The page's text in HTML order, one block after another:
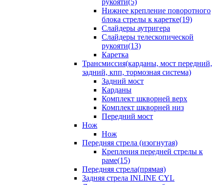
рукояти(5)
Нижнее крепление поворотного
блока стрелы к каретке(19)
Слайдеры аутригера
Слайдеры телескопической
рукояти(13)
Каретка
Трансмиссия(карданы, мост передний,
задний, кпп, тормозная система)
Задний мост
Карданы
Комплект шкворней верх
Комплект шкворней низ
Передний мост
Нож
Нож
Передняя стрела (изогнутая)
Крепления передней стрелы к
раме(15)
Передняя стрела(прямая)
Задняя стрела INLINE CYL